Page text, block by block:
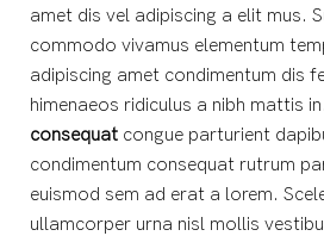
amet dis vel adipiscing a elit mus.
commodo vivamus elementum
adipiscing amet condimentum dis
himenaeos ridiculus a nibh mattis in.
consequat congue parturient
condimentum consequat rutrum
euismod sem ad erat a lorem.
ullamcorper urna nisl mollis